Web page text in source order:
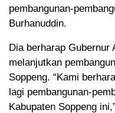
pembangunan-
Burhanuddin.
Dia berharap Gubernur
melanjutkan
Soppeng. “Kami
lagi pembangunan-
Kabupaten Soppeng